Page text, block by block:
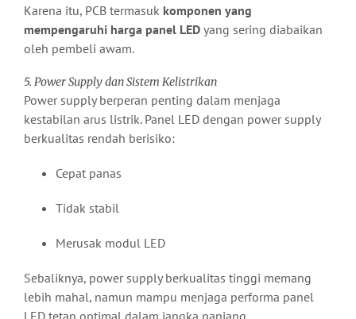
Karena itu, PCB termasuk komponen yang
mempengaruhi harga panel LED yang sering diabaikan
oleh pembeli awam.
5. Power Supply dan Sistem Kelistrikan
Power supply berperan penting dalam menjaga
kestabilan arus listrik. Panel LED dengan power supply
berkualitas rendah berisiko:
Cepat panas
Tidak stabil
Merusak modul LED
Sebaliknya, power supply berkualitas tinggi memang
lebih mahal, namun mampu menjaga performa panel